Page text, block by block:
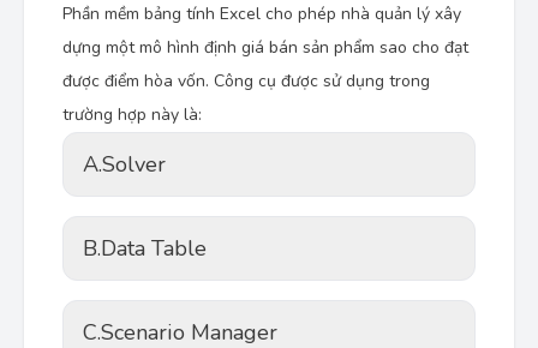
Phần mềm bảng tính Excel cho phép nhà quản lý xây
dựng một mô hình định giá bán sản phẩm sao cho đạt
được điểm hòa vốn. Công cụ được sử dụng trong
trường hợp này là:
A.Solver
B.Data Table
C.Scenario Manager